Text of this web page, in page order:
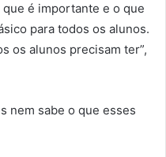
é importante e o que
para todos os alunos.
os alunos precisam ter”,
nem sabe o que esses